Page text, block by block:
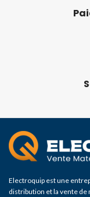
Electroquip est une
distribution et la vente